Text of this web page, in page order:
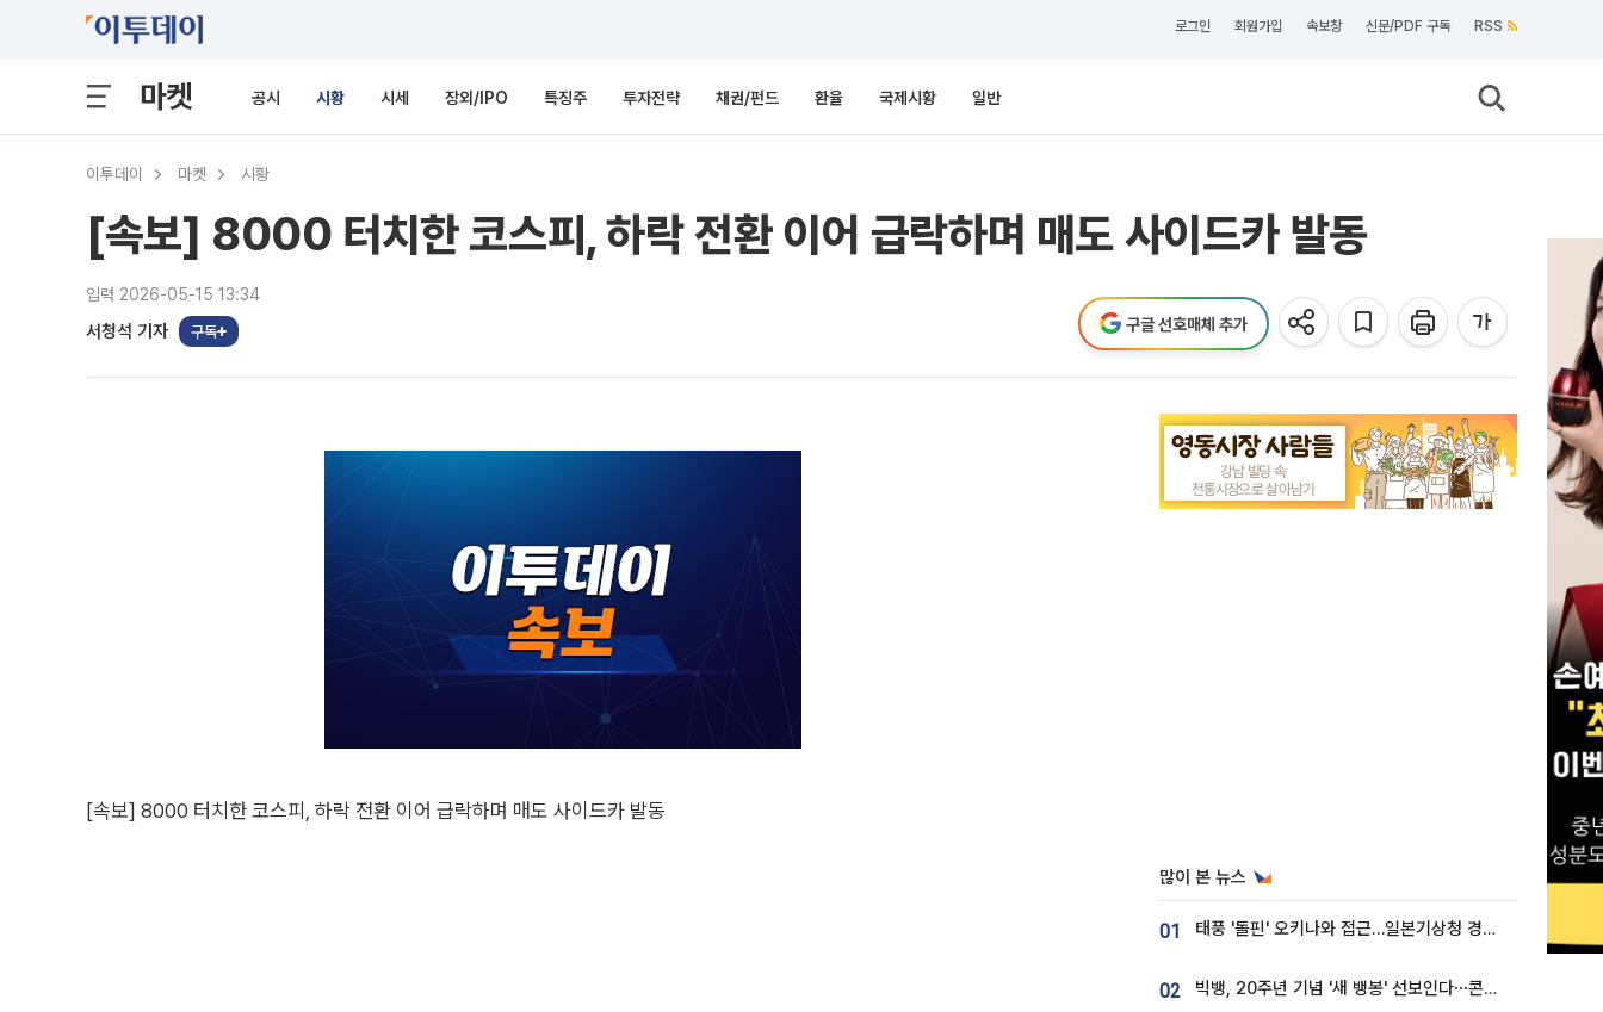
로그인 회원가입 속보창 신문/PDF 구독 RSS
마켓 공시 시황 시세 장외/IPO 특징주 투자전략 채권/펀드 환율 국제시황 일반
이투데이 마켓 시황
[속보] 8000 터치한 코스피, 하락 전환 이어 급락하며 매도 사이드카 발동
입력 2026-05-15 13:34
서청석 기자 구독 구글 선호매체 추가
[속보] 8000 터치한 코스피, 하락 전환 이어 급락하며 매도 사이드카 발동
많이 본 뉴스
01 태풍 '돌핀' 오키나와 접근…일본기상청 경로 업데이트
02 빅뱅, 20주년 기념 '새 뱅봉' 선보인다⋯콘서트 앞두고 팝업 개최